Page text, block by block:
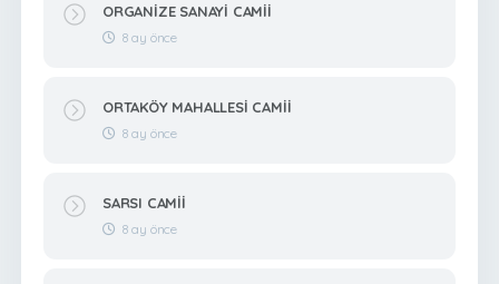
ORGANİZE SANAYİ CAMİİ
8 ay önce
ORTAKÖY MAHALLESİ CAMİİ
8 ay önce
SARSI CAMİİ
8 ay önce